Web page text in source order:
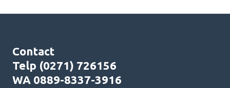
Contact
Telp (0271) 726156
WA 0889-8337-3916